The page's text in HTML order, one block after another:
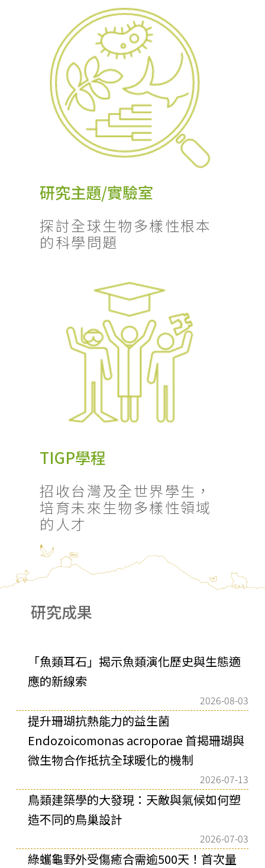
研究主題/實驗室
探討全球生物多樣性根本
的科學問題
TIGP學程
招收台灣及全世界學生，
培育未來生物多樣性領域
的人才
研究成果
「魚類耳石」揭示魚類演化歷史與生態適
應的新線索
2026-08-03
提升珊瑚抗熱能力的益生菌
Endozoicomonas acroporae 首揭珊瑚與
微生物合作抵抗全球暖化的機制
2026-07-13
鳥類建築學的大發現：天敵與氣候如何塑
造不同的鳥巢設計
2026-07-03
綠蠵龜野外受傷癒合需逾500天！首次量